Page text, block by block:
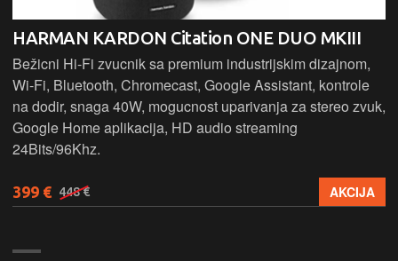
HARMAN KARDON Citation ONE DUO MKIII
Bežicni Hi-Fi zvucnik sa premium industrijskim dizajnom,
Wi-Fi, Bluetooth, Chromecast, Google Assistant, kontrole
na dodir, snaga 40W, mogucnost uparivanja za stereo zvuk,
Google Home aplikacija, HD audio streaming
24Bits/96Khz.
399 € 448 € AKCIJA